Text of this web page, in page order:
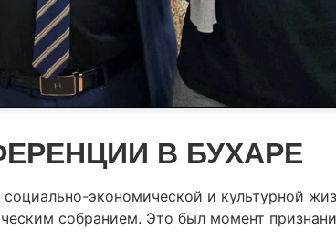
В БУХАРЕ
экономической и культурной
собранием. Это был момент